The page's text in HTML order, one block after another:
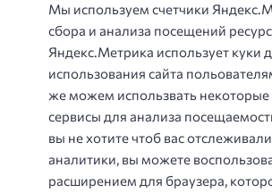
Мы используем счетчики
сбора и анализа посещений
Яндекс.Метрика использует куки
использования сайта
же можем использвать некоторые
сервисы для анализа
вы не хотите чтоб вас
аналитики, вы можете
расширением для браузера,